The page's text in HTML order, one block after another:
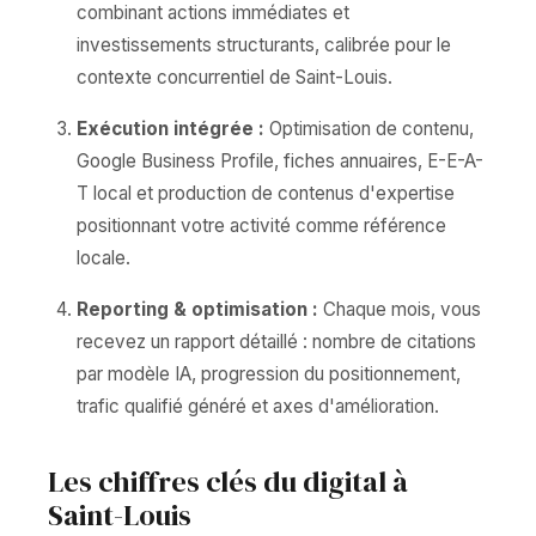
combinant actions immédiates et
investissements structurants, calibrée pour le
contexte concurrentiel de Saint-Louis.
Exécution intégrée : Optimisation de contenu,
Google Business Profile, fiches annuaires, E-E-A-
T local et production de contenus d'expertise
positionnant votre activité comme référence
locale.
Reporting & optimisation : Chaque mois, vous
recevez un rapport détaillé : nombre de citations
par modèle IA, progression du positionnement,
trafic qualifié généré et axes d'amélioration.
Les chiffres clés du digital à
Saint-Louis